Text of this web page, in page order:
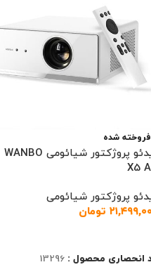
فروخته شده
ویدئو پروژکتور شیائومی WANBO
X5
پروژکتور شیائومی
تومان
انحصاری محصول : 13296